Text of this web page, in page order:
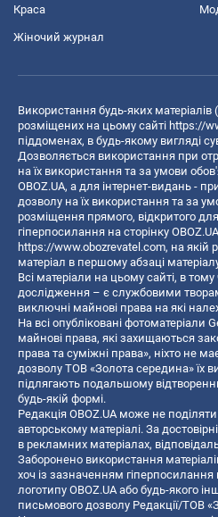
Краса
Жіночий журнал
Використання будь-яких матеріалів
розміщених на цьому сайті https://
піддоменах, в будь-якому вигляді
Дозволяється використання при
на їх використання та за умови
OBOZ.UA, а для інтернет-видань -
дозволу на їх використання та за
розміщення прямого, відкритого
гіперпосилання на сторінку
https://www.obozrevatel.com, на якій
матеріал в першому абзаці
Всі матеріали на цьому сайті, в тому
дослідження – є службовими
виключні майнові права на які
На всі опубліковані фотоматеріали
майнові права, які захищаються
права та суміжні права», ніхто не
дозволу ТОВ «Золота середина» їх
підлягають подальшому
будь-якій формі.
Редакція OBOZ.UA може не
авторському матеріалі. За
в рекламних матеріалах,
Заборонено використання
хоч із зазначенням гіперпосилання
логотипу OBOZ.UA або будь-якого
письмового дозволу Редакції/ТОВ